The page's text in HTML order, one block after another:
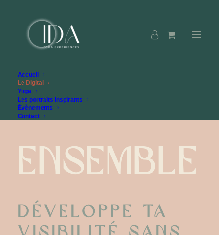
Accueil
Le Digital
Yoga
Les portraits inspirants
Évènements
Contact
ENSEMBLE
Développe ta